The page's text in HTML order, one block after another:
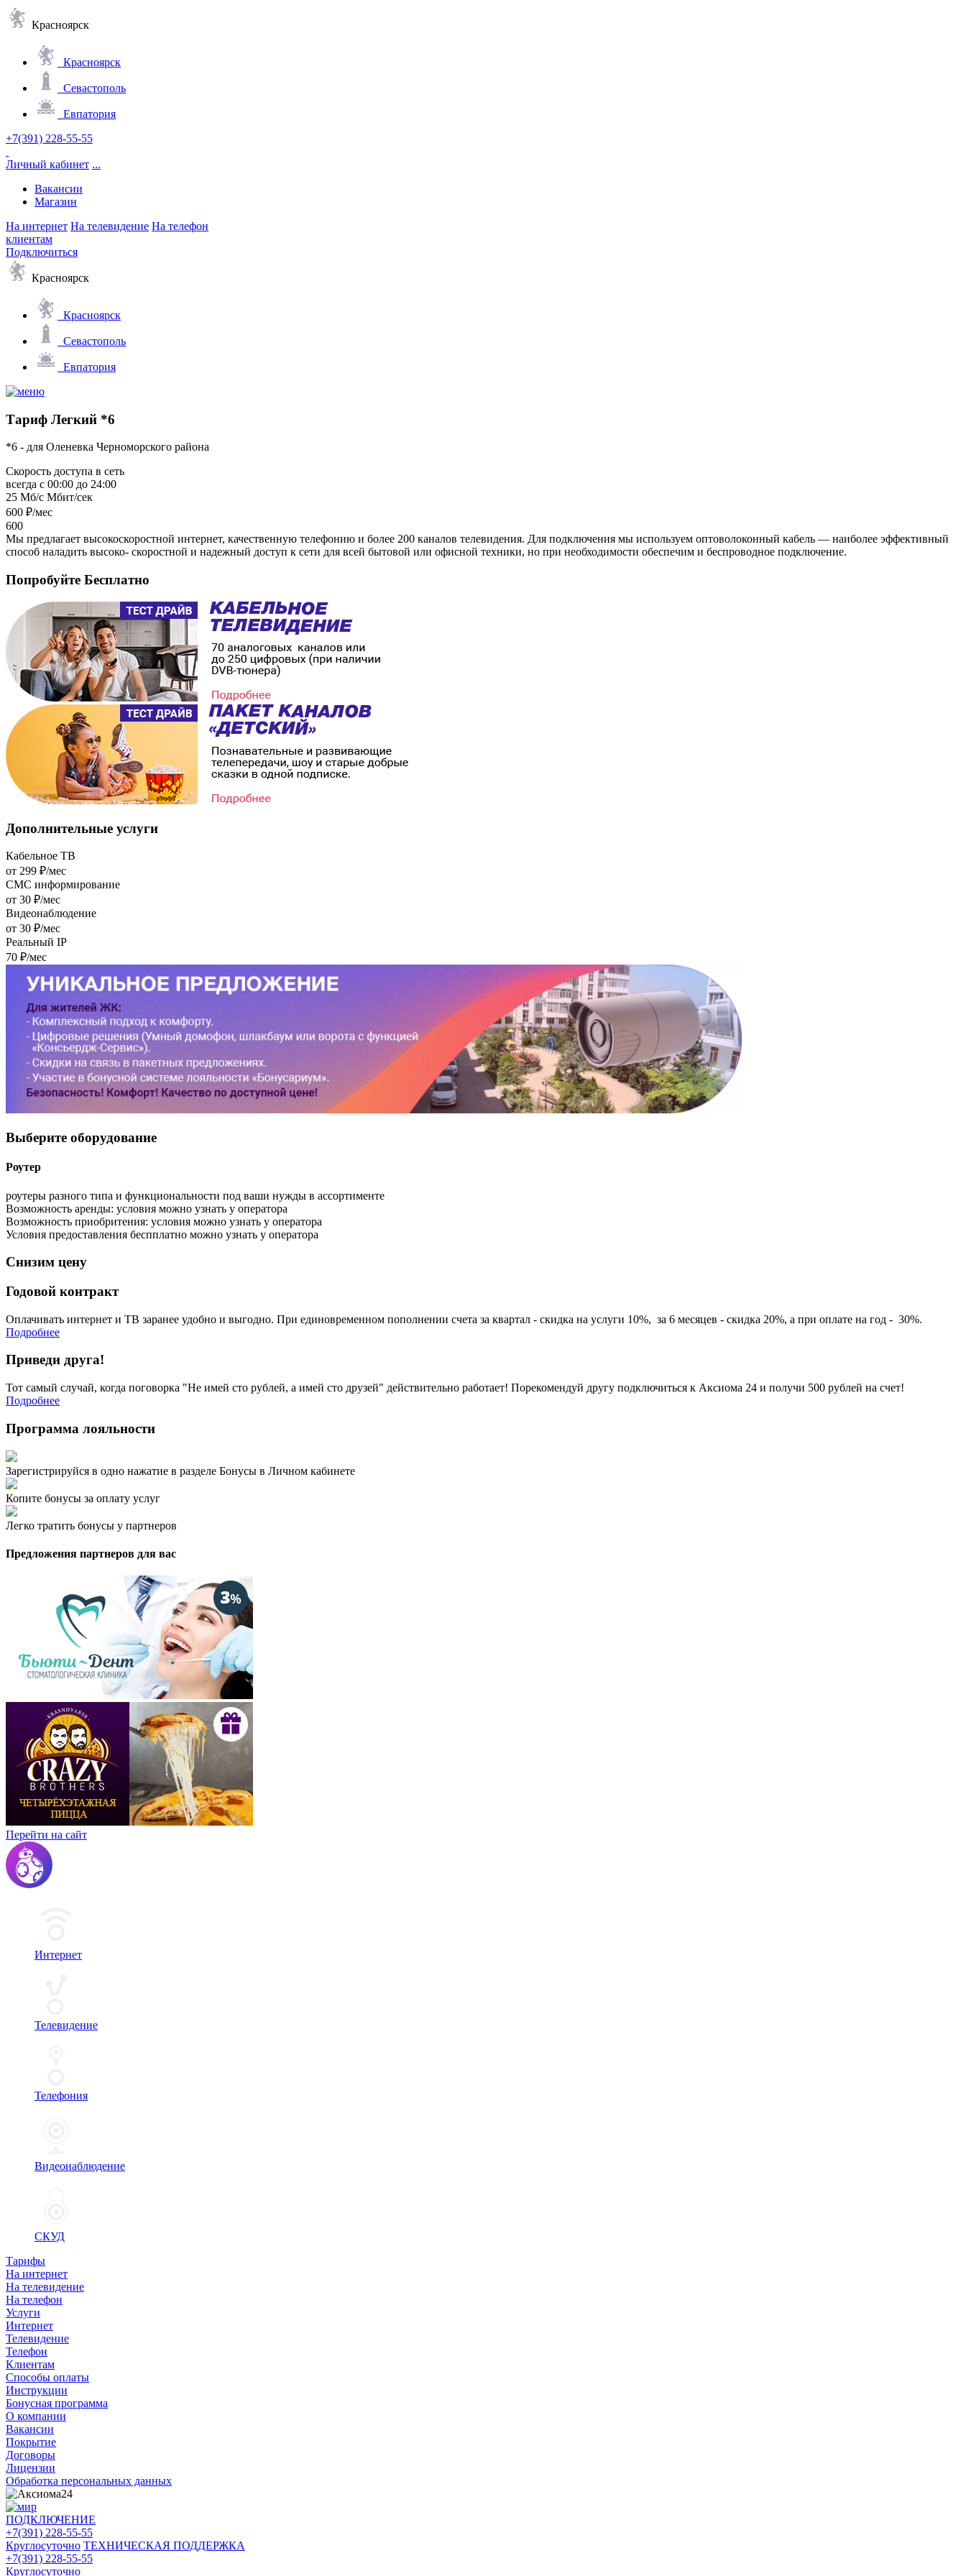
Красноярск
Красноярск
Севастополь
Евпатория
+7(391) 228-55-55
Личный кабинет ...
Вакансии
Магазин
На интернет На телевидение На телефон
клиентам
Подключиться
Красноярск
Красноярск
Севастополь
Евпатория
Тариф Легкий *6
*6 - для Оленевка Черноморского района
Скорость доступа в сеть
всегда с 00:00 до 24:00
25 Мб/с Мбит/сек
600 ₽/мес
600
Мы предлагает высокоскоростной интернет, качественную телефонию и более 200 каналов телевидения. Для подключения мы используем оптоволоконный кабель — наиболее эффективный
способ наладить высоко- скоростной и надежный доступ к сети для всей бытовой или офисной техники, но при необходимости обеспечим и беспроводное подключение.
Попробуйте Бесплатно
Дополнительные услуги
Кабельное ТВ
от 299 ₽/мес
СМС информирование
от 30 ₽/мес
Видеонаблюдение
от 30 ₽/мес
Реальный IP
70 ₽/мес
Выберите оборудование
Роутер
роутеры разного типа и функциональности под ваши нужды в ассортименте
Возможность аренды: условия можно узнать у оператора
Возможность приобритения: условия можно узнать у оператора
Условия предоставления беспплатно можно узнать у оператора
Снизим цену
Годовой контракт
Оплачивать интернет и ТВ заранее удобно и выгодно. При единовременном пополнении счета за квартал - скидка на услуги 10%, за 6 месяцев - скидка 20%, а при оплате на год - 30%.
Подробнее
Приведи друга!
Тот самый случай, когда поговорка "Не имей сто рублей, а имей сто друзей" действительно работает! Порекомендуй другу подключиться к Аксиома 24 и получи 500 рублей на счет!
Подробнее
Программа лояльности
Зарегистрируйся в одно нажатие в разделе Бонусы в Личном кабинете
Копите бонусы за оплату услуг
Легко тратить бонусы у партнеров
Предложения партнеров для вас
Перейти на сайт
Интернет
Телевидение
Телефония
Видеонаблюдение
СКУД
Тарифы
На интернет
На телевидение
На телефон
Услуги
Интернет
Телевидение
Телефон
Клиентам
Способы оплаты
Инструкции
Бонусная программа
О компании
Вакансии
Покрытие
Договоры
Лицензии
Обработка персональных данных
ПОДКЛЮЧЕНИЕ
+7(391) 228-55-55
Круглосуточно ТЕХНИЧЕСКАЯ ПОДДЕРЖКА
+7(391) 228-55-55
Круглосуточно